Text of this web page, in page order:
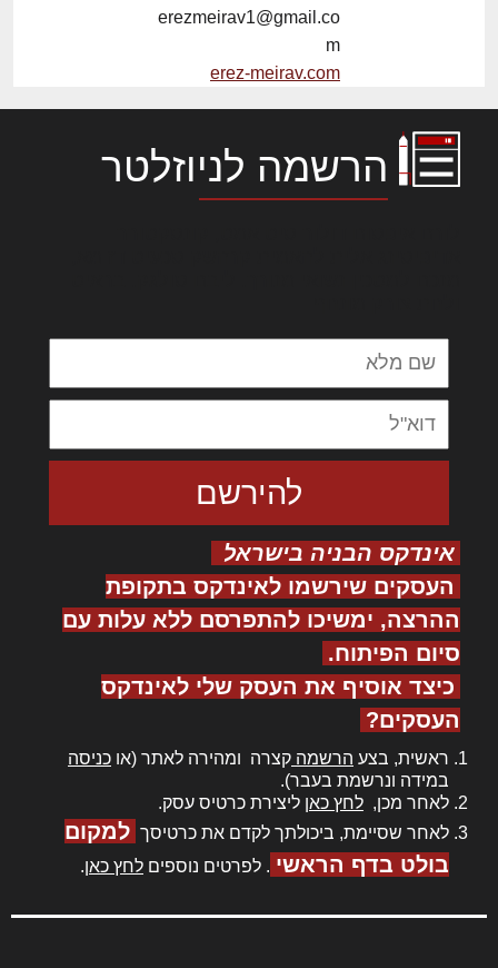
erezmeirav1@gmail.co
m
erez-meirav.com
הרשמה לניוזלטר
אינדקס הבניה בישראל
העסקים שירשמו לאינדקס בתקופת
ההרצה, ימשיכו להתפרסם ללא עלות עם
סיום הפיתוח.
כיצד אוסיף את העסק שלי לאינדקס
העסקים?
ראשית, בצע הרשמה קצרה ומהירה לאתר (או כניסה
במידה ונרשמת בעבר).
לאחר מכן, לחץ כאן ליצירת כרטיס עסק.
לאחר שסיימת, ביכולתך לקדם את כרטיסך למקום
בולט בדף הראשי . לפרטים נוספים לחץ כאן.